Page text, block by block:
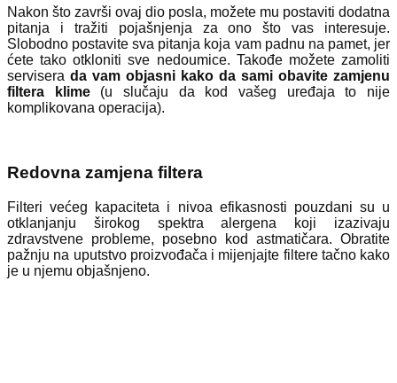
Nakon što završi ovaj dio posla, možete mu postaviti dodatna
pitanja i tražiti pojašnjenja za ono što vas interesuje.
Slobodno postavite sva pitanja koja vam padnu na pamet, jer
ćete tako otkloniti sve nedoumice. Takođe možete zamoliti
servisera da vam objasni kako da sami obavite zamjenu
filtera klime(u slučaju da kod vašeg uređaja to nije
komplikovana operacija).
Redovna zamjena filtera
Filteri većeg kapaciteta i nivoa efikasnosti pouzdani su u
otklanjanju širokog spektra alergena koji izazivaju
zdravstvene probleme, posebno kod astmatičara. Obratite
pažnju na uputstvo proizvođača i mijenjajte filtere tačno kako
je u njemu objašnjeno.